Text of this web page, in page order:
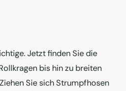
Jetzt finden Sie die
bis hin zu breiten
Sie sich Strumpfhosen